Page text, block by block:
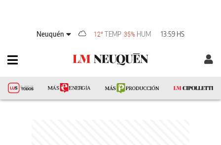
Neuquén 12°TEMP 35% HUM 13:59 HS